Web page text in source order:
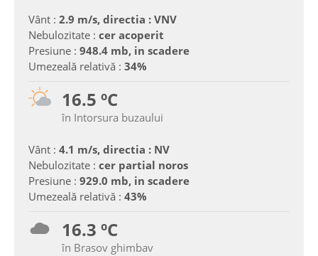
Vânt : 2.9 m/s, directia : VNV
Nebulozitate : cer acoperit
Presiune : 948.4 mb, in scadere
Umezeală relativă : 34%
16.5 ºC
în Intorsura buzaului
Vânt : 4.1 m/s, directia : NV
Nebulozitate : cer partial noros
Presiune : 929.0 mb, in scadere
Umezeală relativă : 43%
16.3 ºC
în Brasov ghimbav